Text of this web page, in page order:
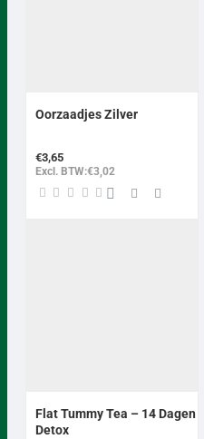
BEST VERKOCHT
Oorzaadjes Zilver
€3,65
Excl. BTW:€3,02
Flat Tummy Tea – 14 Dagen
Detox